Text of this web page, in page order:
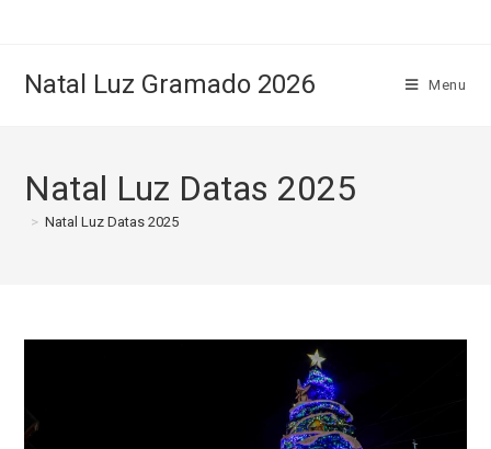
Natal Luz Gramado 2026 Menu
Natal Luz Datas 2025
> Natal Luz Datas 2025